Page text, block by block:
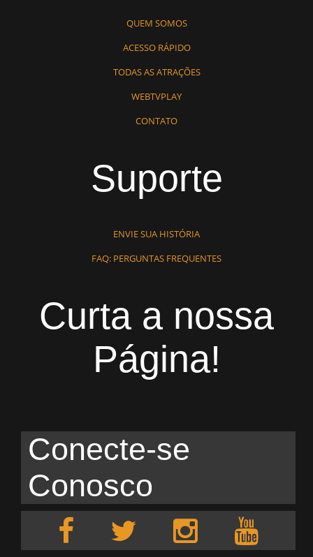
QUEM SOMOS
ACESSO RÁPIDO
TODAS AS ATRAÇÕES
WEBTVPLAY
CONTATO
Suporte
ENVIE SUA HISTÓRIA
FAQ: PERGUNTAS FREQUENTES
Curta a nossa
Página!
Conecte-se
Conosco